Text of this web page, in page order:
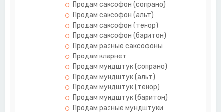
Продам саксофон (сопрано)
Продам саксофон (альт)
Продам саксофон (тенор)
Продам саксофон (баритон)
Продам разные саксофоны
Продам кларнет
Продам мундштук (сопрано)
Продам мундштук (альт)
Продам мундштук (тенор)
Продам мундштук (баритон)
Продам разные мундштуки